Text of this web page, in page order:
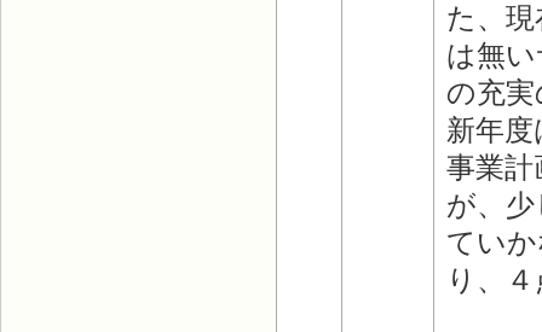
た、
は無
の充
新年
事業
が、
てい
り、